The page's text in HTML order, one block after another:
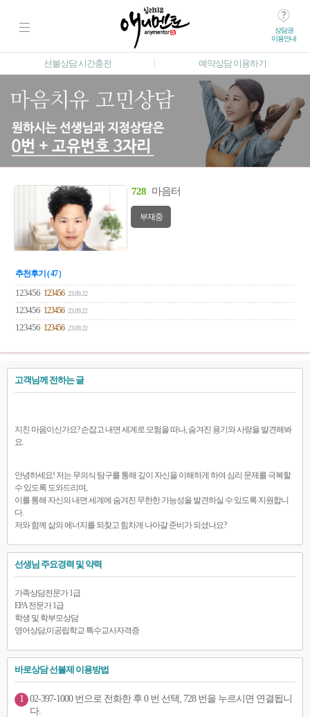
상담권
이용안내
선불상담 시간충전 예약상담 이용하기
728 마음터
부재중
추천후기 ( 47 )
123456 123456 23.09.22
123456 123456 23.09.22
123456 123456 23.09.22
고객님께 전하는 글
지친 마음이신가요? 손잡고 내면 세계로 모험을 떠나, 숨겨진 용기와 사랑을 발견해봐
요.
안녕하세요! 저는 무의식 탐구를 통해 깊이 자신을 이해하게 하여 심리 문제를 극복할
수 있도록 도와드리며,
이를 통해 자신의 내면 세계에 숨겨진 무한한 가능성을 발견하실 수 있도록 지원합니
다.
저와 함께 삶의 에너지를 되찾고 힘차게 나아갈 준비가 되셨나요?
선생님 주요경력 및 약력
가족상담전문가 1급
EPA 전문가 1급
학생 및 학부모상담
영어상담,미공립학교 특수교사자격증
바로상담 선불제 이용방법
1 02-397-1000 번으로 전화한 후 0 번 선택, 728 번을 누르시면 연결됩니
다.